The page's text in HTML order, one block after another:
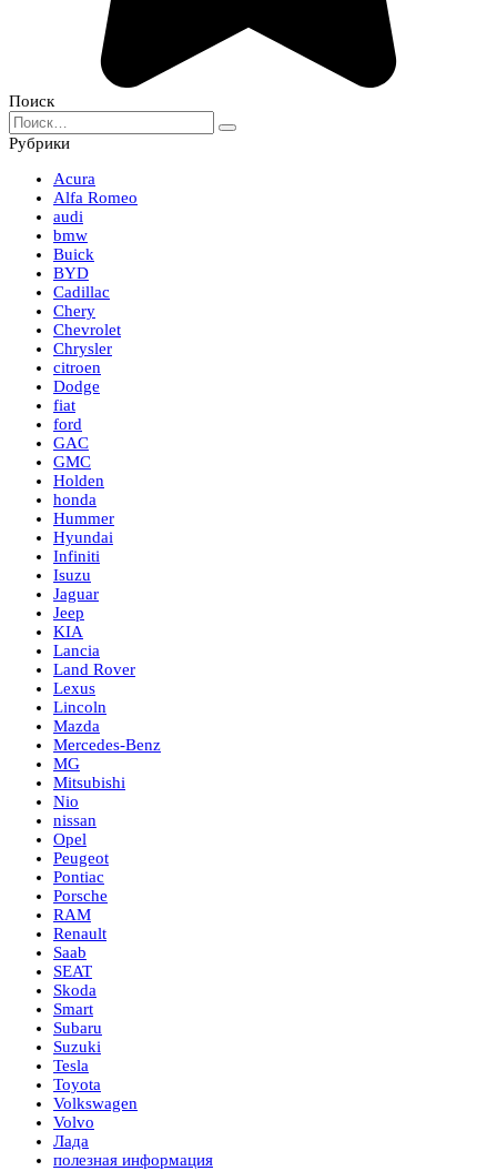
Поиск
Search
for:
Рубрики
Acura
Alfa Romeo
audi
bmw
Buick
BYD
Cadillac
Chery
Chevrolet
Chrysler
citroen
Dodge
fiat
ford
GAC
GMC
Holden
honda
Hummer
Hyundai
Infiniti
Isuzu
Jaguar
Jeep
KIA
Lancia
Land Rover
Lexus
Lincoln
Mazda
Mercedes-Benz
MG
Mitsubishi
Nio
nissan
Opel
Peugeot
Pontiac
Porsche
RAM
Renault
Saab
SEAT
Skoda
Smart
Subaru
Suzuki
Tesla
Toyota
Volkswagen
Volvo
Лада
полезная информация